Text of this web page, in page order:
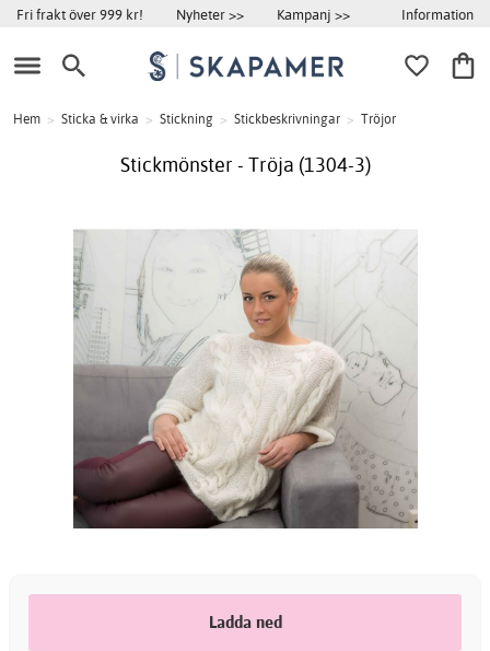
Fri frakt över 999 kr! Nyheter >> Kampanj >> Information
Hem > Sticka & virka > Stickning > Stickbeskrivningar > Tröjor
Stickmönster - Tröja (1304-3)
Ladda ned